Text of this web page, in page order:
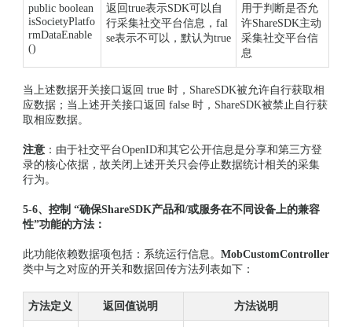
public boolean
isSocietyPlatfo
rmDataEnable
()
返回true表示SDK可以自
行采集社交平台信息，fal
se表示不可以，默认为true
用于判断是否允
许ShareSDK主动
采集社交平台信
息
当上述数据开关接口返回 true 时，ShareSDK被允许自行获取相
应数据；当上述开关接口返回 false 时，ShareSDK被禁止自行获
取相应数据。
注意：由于社交平台OpenID和其它公开信息是分享和第三方登
录的核心依据，故关闭上述开关只会停止数据统计相关的采集
行为。
5-6、控制 “确保ShareSDK产品和/或服务在不同设备上的兼容
性”功能的方法：
此功能依赖数据项包括：系统运行信息。 MobCustomController
类中与之对应的开关和数据回传方法列表如下：
方法定义 返回值说明 方法说明